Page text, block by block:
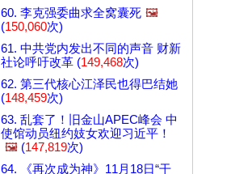
60. 李克强委曲求全窝囊死 🖼️
(150,060次)
61. 中共党内发出不同的声音 财新
社论呼吁改革 (149,468次)
62. 第三代核心江泽民也得巴结她
(148,459次)
63. 乱套了！旧金山APEC峰会 中
使馆动员纽约妓女欢迎习近平！
🖼️ (147,819次)
64. 《再次成为神》11月18日“干